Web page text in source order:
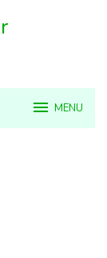
MENU